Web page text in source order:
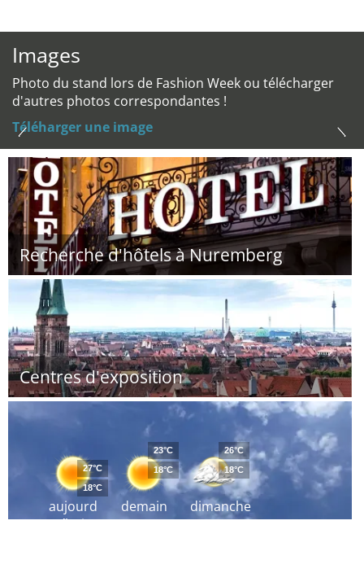
Images
Photo du stand lors de Fashion Week ou télécharger
d'autres photos correspondantes !
Téléharger une image
Recherche d'hôtels à Nuremberg
Centres d'exposition
aujourd
´hui
27°C
18°C
demain
23°C
18°C
dimanche
26°C
18°C